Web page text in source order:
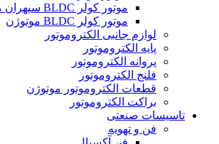
موتور کولر BLDC سپهران موتور
موتور کولر BLDC موتوژن
لوازم جانبی الکتروموتور
پایه الکتروموتور
پروانه الکتروموتور
فلنج الکتروموتور
قطعات الکتروموتور موتوژن
براکت الکتروموتور
تاسیسات صنعتی
فن و تهویه